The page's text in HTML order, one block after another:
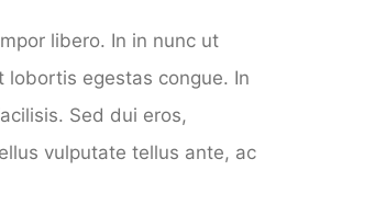
libero. In in nunc ut
egestas congue. In
Sed dui eros,
vulputate tellus ante, ac